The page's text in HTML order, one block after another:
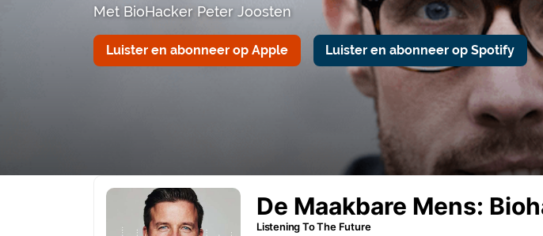
Met BioHacker Peter Joosten
Luister en abonneer op Apple Luister en abonneer op Spotify